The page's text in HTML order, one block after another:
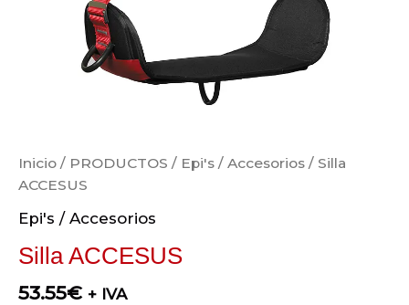
Inicio / PRODUCTOS / Epi's / Accesorios / Silla
ACCESUS
Epi's / Accesorios
Silla ACCESUS
53.55€ + IVA